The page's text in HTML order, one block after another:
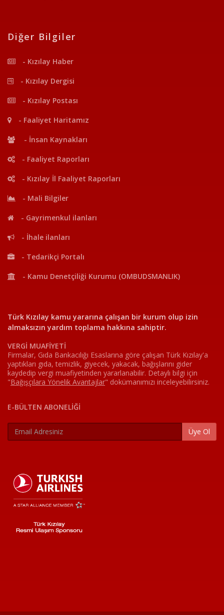
Diğer Bilgiler
- Kızılay Haber
- Kızılay Dergisi
- Kızılay Postası
- Faaliyet Haritamız
- İnsan Kaynakları
- Faaliyet Raporları
- Kızılay İl Faaliyet Raporları
- Mali Bilgiler
- Gayrimenkul ilanları
- İhale ilanları
- Tedarikçi Portalı
- Kamu Denetçiliği Kurumu (OMBUDSMANLIK)
Türk Kızılay kamu yararına çalışan bir kurum olup izin
almaksızın yardım toplama hakkına sahiptir.
VERGİ MUAFİYETİ
Firmalar, Gıda Bankacılığı Esaslarına göre çalışan Türk Kızılay'a
yaptıkları gıda, temizlik, giyecek, yakacak, bağışlarını gider
kaydedip vergi muafiyetinden yararlanabilir. Detaylı bilgi için
"Bağışçılara Yönelik Avantajlar" dokümanımızı inceleyebilirsiniz.
E-BÜLTEN ABONELİĞİ
Üye Ol